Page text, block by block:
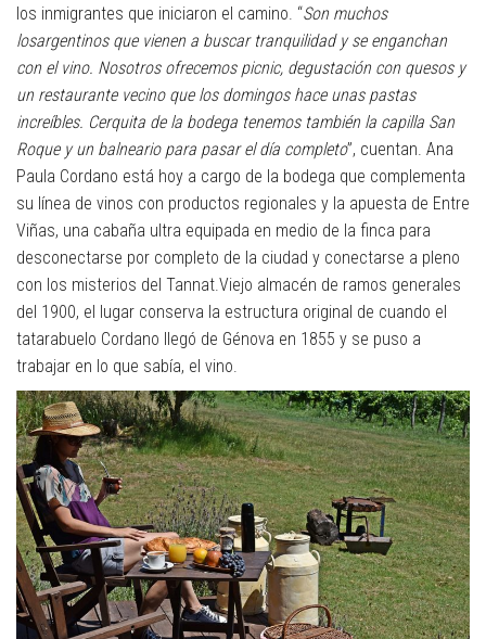
los inmigrantes que iniciaron el camino. “Son muchos
losargentinos que vienen a buscar tranquilidad y se enganchan
con el vino. Nosotros ofrecemos picnic, degustación con quesos y
un restaurante vecino que los domingos hace unas pastas
increíbles. Cerquita de la bodega tenemos también la capilla San
Roque y un balneario para pasar el día completo”, cuentan. Ana
Paula Cordano está hoy a cargo de la bodega que complementa
su línea de vinos con productos regionales y la apuesta de Entre
Viñas, una cabaña ultra equipada en medio de la finca para
desconectarse por completo de la ciudad y conectarse a pleno
con los misterios del Tannat.Viejo almacén de ramos generales
del 1900, el lugar conserva la estructura original de cuando el
tatarabuelo Cordano llegó de Génova en 1855 y se puso a
trabajar en lo que sabía, el vino.